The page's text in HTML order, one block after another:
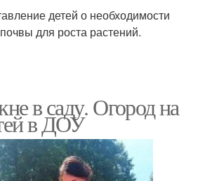
детей о необходимости
для роста растений.
в саду. Огород на
в ДОУ